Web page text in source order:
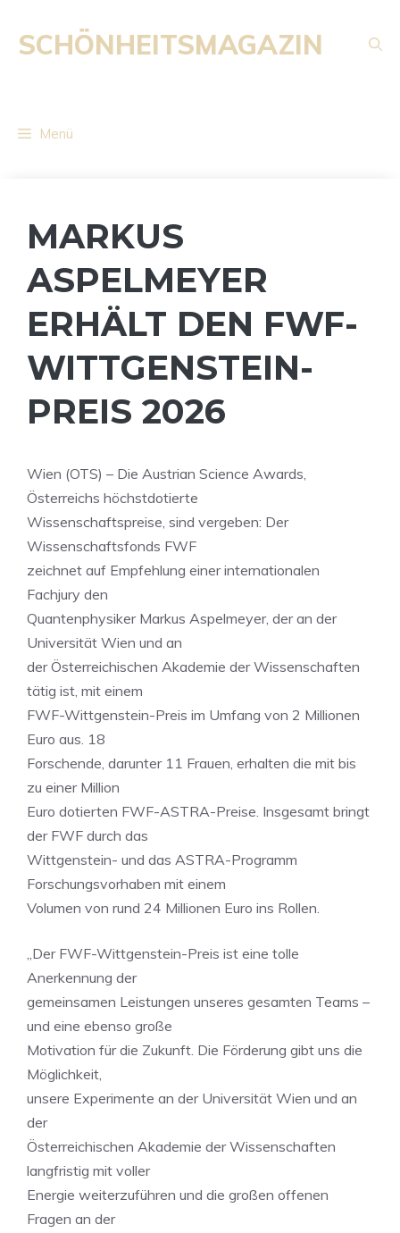
Inhalt
springen
SCHÖNHEITSMAGAZIN
Menü
MARKUS
ASPELMEYER
ERHÄLT DEN FWF-
WITTGENSTEIN-
PREIS 2026
Wien (OTS) – Die Austrian Science Awards,
Österreichs höchstdotierte
Wissenschaftspreise, sind vergeben: Der
Wissenschaftsfonds FWF
zeichnet auf Empfehlung einer internationalen
Fachjury den
Quantenphysiker Markus Aspelmeyer, der an der
Universität Wien und an
der Österreichischen Akademie der Wissenschaften
tätig ist, mit einem
FWF-Wittgenstein-Preis im Umfang von 2 Millionen
Euro aus. 18
Forschende, darunter 11 Frauen, erhalten die mit bis
zu einer Million
Euro dotierten FWF-ASTRA-Preise. Insgesamt bringt
der FWF durch das
Wittgenstein- und das ASTRA-Programm
Forschungsvorhaben mit einem
Volumen von rund 24 Millionen Euro ins Rollen.
„Der FWF-Wittgenstein-Preis ist eine tolle
Anerkennung der
gemeinsamen Leistungen unseres gesamten Teams –
und eine ebenso große
Motivation für die Zukunft. Die Förderung gibt uns die
Möglichkeit,
unsere Experimente an der Universität Wien und an
der
Österreichischen Akademie der Wissenschaften
langfristig mit voller
Energie weiterzuführen und die großen offenen
Fragen an der